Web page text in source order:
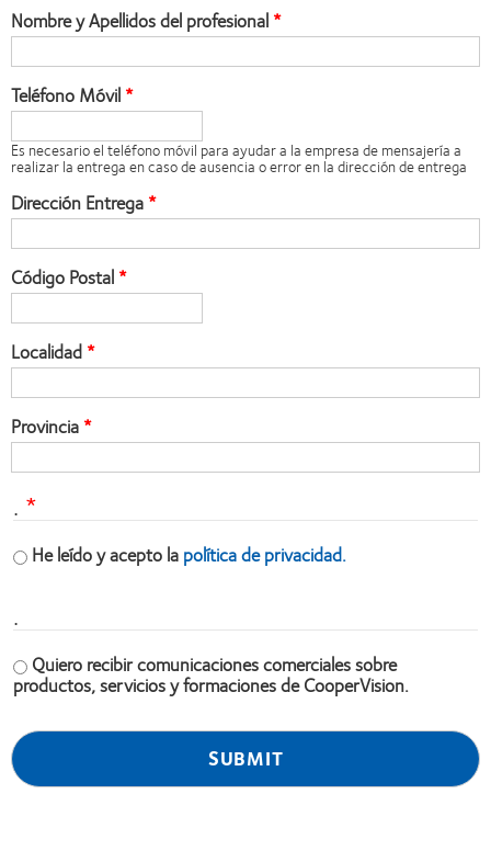
Nombre y Apellidos del profesional
Teléfono Móvil
Es necesario el teléfono móvil para ayudar a la empresa de mensajería a
realizar la entrega en caso de ausencia o error en la dirección de entrega
Dirección Entrega
Código Postal
Localidad
Provincia
.
He leído y acepto lapolítica de privacidad.
.
Quiero recibir comunicaciones comerciales sobre
productos, servicios y formaciones de CooperVision.